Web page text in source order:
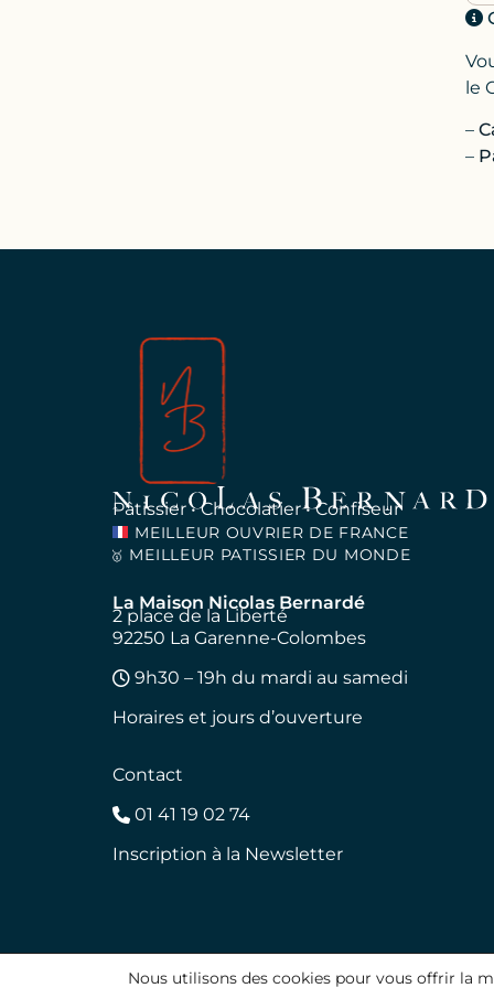
le
–
–
Pâtissier • Chocolatier • Confiseur
MEILLEUR OUVRIER DE FRANCE
🥇 MEILLEUR PATISSIER DU MONDE
La Maison Nicolas Bernardé
2 place de la Liberté
92250 La Garenne-Colombes
9h30 – 19h du mardi au samedi
Horaires et jours d’ouverture
Contact
01 41 19 02 74
Inscription à la Newsletter
Nous utilisons des cookies pour vous offrir la